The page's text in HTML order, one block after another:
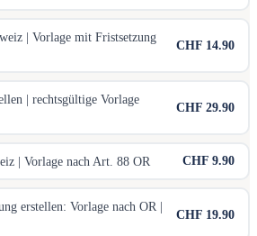
| Vorlage mit Fristsetzung
CHF 14.90
| rechtsgültige Vorlage
CHF 29.90
| Vorlage nach Art. 88 OR CHF 9.90
erstellen: Vorlage nach OR |
CHF 19.90